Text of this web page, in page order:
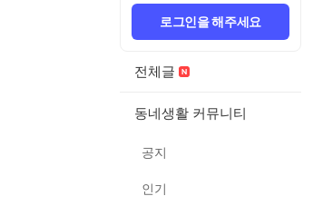
로그인을 해주세요
전체글
동네생활 커뮤니티
공지
인기